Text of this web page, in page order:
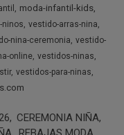
moda-infantil-kids
ninos vestido-arras-nina
nina-ceremonia vestido-
online vestidos-ninas
vestidos-para-ninas
CEREMONIA NIÑA